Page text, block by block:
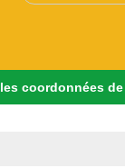
les coordonnées